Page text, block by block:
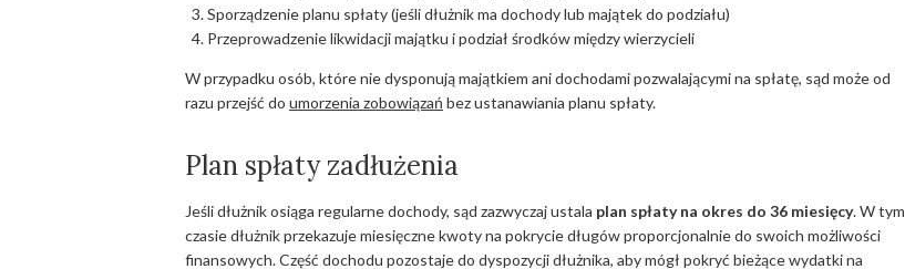
Sporządzenie planu spłaty (jeśli dłużnik ma dochody lub majątek do podziału)
Przeprowadzenie likwidacji majątku i podział środków między wierzycieli
W przypadku osób, które nie dysponują majątkiem ani dochodami pozwalającymi na spłatę, sąd może od
razu przejść do umorzenia zobowiązań bez ustanawiania planu spłaty.
Plan spłaty zadłużenia
Jeśli dłużnik osiąga regularne dochody, sąd zazwyczaj ustala plan spłaty na okres do 36 miesięcy. W tym
czasie dłużnik przekazuje miesięczne kwoty na pokrycie długów proporcjonalnie do swoich możliwości
finansowych. Część dochodu pozostaje do dyspozycji dłużnika, aby mógł pokryć bieżące wydatki na